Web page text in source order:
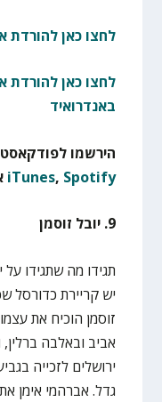
לחצו כאן להורדת
לחצו כאן להורדת
באנדרואיד
הירשמו
iTunes, Spotify
9. יובל זוסמן
תגידו מה שתגידו
יש קריירת כדורסל
זוסמן הוכיח את
אביב ובאלבה
ירושלים לזכייה
גדל. אברהמי אימן